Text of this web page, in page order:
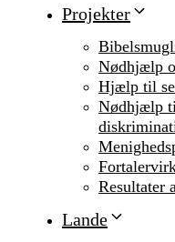
Projekter
Nødhjælp
Hjælp til
Nødhjælp
Resultater
Lande